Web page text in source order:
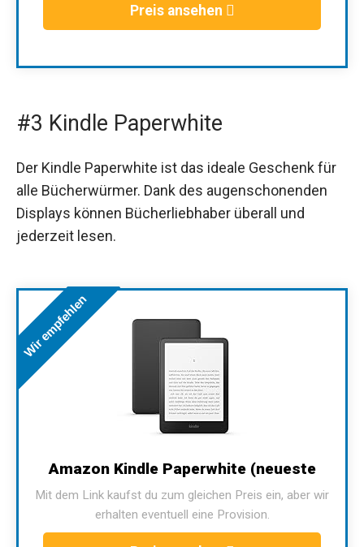
Preis ansehen
#3 Kindle Paperwhite
Der Kindle Paperwhite ist das ideale Geschenk für
alle Bücherwürmer. Dank des augenschonenden
Displays können Bücherliebhaber überall und
jederzeit lesen.
Wir empfehlen
Amazon Kindle Paperwhite (neueste
Mit dem Link kaufst du zum gleichen Preis ein, aber wir
erhalten eventuell eine Provision.